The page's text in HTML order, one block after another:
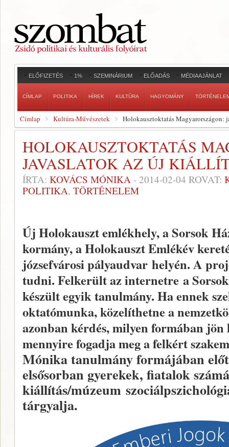
ELŐFIZETÉS 1% SZEMINÁRIUM ELŐADÁS MÉDIAAJÁNLAT
CÍMLAP POLITIKA HÍREK KULTÚRA HAGYOMÁNY
Címlap Kultúra-Művészetek Holokausztoktatás Magyarországon:
HOLOKAUSZTOKTATÁS
JAVASLATOK AZ ÚJ
ÍRTA: KOVÁCS MÓNIKA - 2014-02-04 ROVAT:
POLITIKA, TÖRTÉNELEM
Új Holokauszt emlékhely, a Sorsok
kormány, aHolokauszt Emlékév
józsefvárosi pályaudvar helyén. A
tudni. Felkerült az internetre a
készült egyik tanulmány. Ha ennek
oktatómunka, közelíthetne a
azonban kérdés, milyen formában jön
mennyire fogadja meg a felkért
Mónika tanulmány formájában
elsősorban gyerekek, fiatalok
kiállítás/múzeum
tárgyalja.